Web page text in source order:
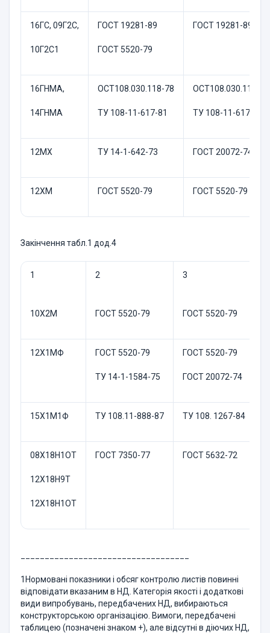
16ГС, 09Г2С,
10Г2С1
ГОСТ 19281-89
ГОСТ 5520-79
ГОСТ 19281-89
16ГНМА,
14ГНМА
ОСТ108.030.118-78
ТУ 108-11-617-81
ОСТ108.030.118-78
ТУ 108-11-617-81
12МХ ТУ 14-1-642-73 ГОСТ 20072-74
12ХМ ГОСТ 5520-79 ГОСТ 5520-79
Закінчення табл.1 дод.4
1 2 3
10Х2М ГОСТ 5520-79 ГОСТ 5520-79
12Х1МФ ГОСТ 5520-79
ТУ 14-1-1584-75
ГОСТ 5520-79
ГОСТ 20072-74
15Х1М1Ф ТУ 108.11-888-87 ТУ 108. 1267-84
08Х18Н1ОТ
12Х18Н9Т
12Х18Н1ОТ
ГОСТ 7350-77 ГОСТ 5632-72
1Нормовані показники і обсяг контролю листів повинні
відповідати вказаним в НД. Категорія якості і додаткові
види випробувань, передбачених НД, вибираються
конструкторською організацією. Вимоги, передбачені
таблицею (позначені знаком +), але відсутні в діючих НД,